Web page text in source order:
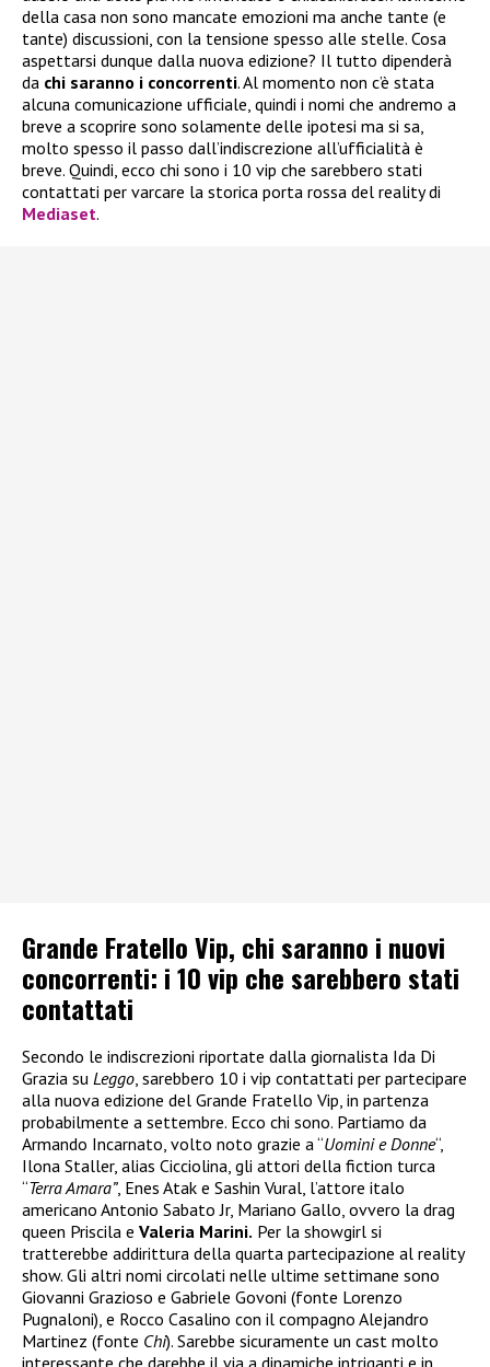
della casa non sono mancate emozioni ma anche tante (e
tante) discussioni, con la tensione spesso alle stelle. Cosa
aspettarsi dunque dalla nuova edizione? Il tutto dipenderà
da chi saranno i concorrenti. Al momento non c’è stata
alcuna comunicazione ufficiale, quindi i nomi che andremo a
breve a scoprire sono solamente delle ipotesi ma si sa,
molto spesso il passo dall’indiscrezione all’ufficialità è
breve. Quindi, ecco chi sono i 10 vip che sarebbero stati
contattati per varcare la storica porta rossa del reality di
Mediaset.
Grande Fratello Vip, chi saranno i nuovi
concorrenti: i 10 vip che sarebbero stati
contattati
Secondo le indiscrezioni riportate dalla giornalista Ida Di
Grazia su Leggo, sarebbero 10 i vip contattati per partecipare
alla nuova edizione del Grande Fratello Vip, in partenza
probabilmente a settembre. Ecco chi sono. Partiamo da
Armando Incarnato, volto noto grazie a “Uomini e Donne“,
Ilona Staller, alias Cicciolina, gli attori della fiction turca
“Terra Amara”, Enes Atak e Sashin Vural, l’attore italo
americano Antonio Sabato Jr, Mariano Gallo, ovvero la drag
queen Priscila e Valeria Marini. Per la showgirl si
tratterebbe addirittura della quarta partecipazione al reality
show. Gli altri nomi circolati nelle ultime settimane sono
Giovanni Grazioso e Gabriele Govoni (fonte Lorenzo
Pugnaloni), e Rocco Casalino con il compagno Alejandro
Martinez (fonte Chi). Sarebbe sicuramente un cast molto